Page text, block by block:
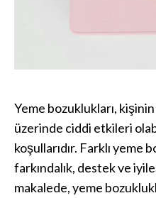
Yeme bozuklukları,
üzerinde ciddi etkileri
koşullarıdır. Farklı yeme
farkındalık, destek ve
makalede, yeme